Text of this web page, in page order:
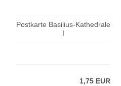
Postkarte Basilius-Kathedrale
I
1,75 EUR